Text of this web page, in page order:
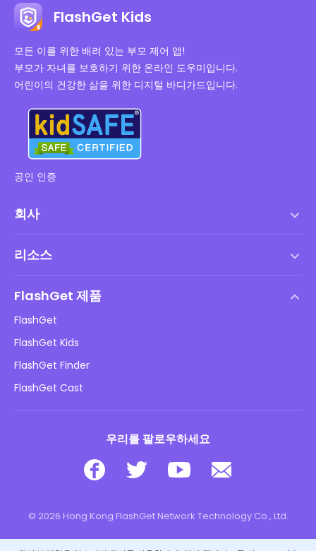
FlashGet Kids
모든 이를 위한 배려 있는 부모 제어 앱!
부모가 자녀를 보호하기 위한 온라인 도우미입니다.
어린이의 건강한 삶을 위한 디지털 바디가드입니다.
공인 인증
회사
DMCA 정책
개인정보 처리방침
광고 정책
내 정보를 판매하지 마십시오
리소스
블로그
아동 온라인 안전
다운로드
FlashGet 제품
FlashGet
FlashGet Kids
FlashGet Finder
FlashGet Cast
우리를 팔로우하세요
© 2026 Hong Kong FlashGet Network Technology Co., Ltd.